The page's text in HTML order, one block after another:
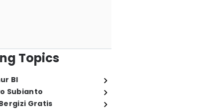
Topics
BI
Subianto
Gratis